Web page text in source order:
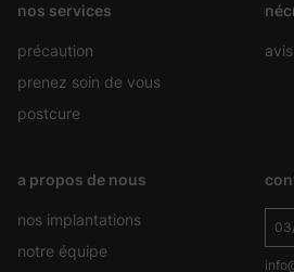
nos services
précaution
prenez soin de vous
postcure
a propos de nous
nos implantations
notre équipe